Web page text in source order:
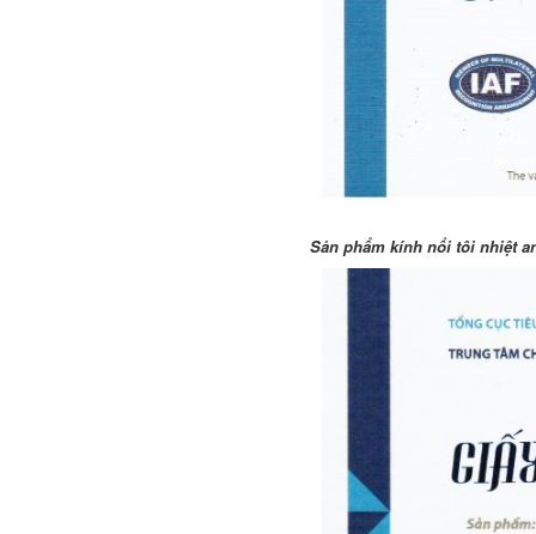
Sản phẩm kính nổi tôi nhiệt